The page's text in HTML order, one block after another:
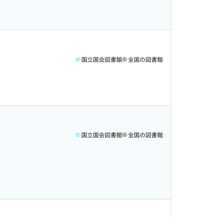
国立国会図書館 全国の図書館
国立国会図書館 全国の図書館